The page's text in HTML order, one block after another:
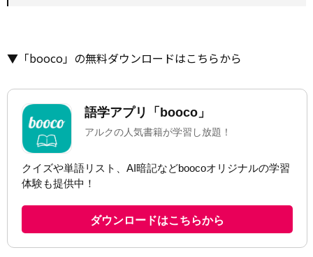
▼「booco」の無料ダウンロードはこちらから